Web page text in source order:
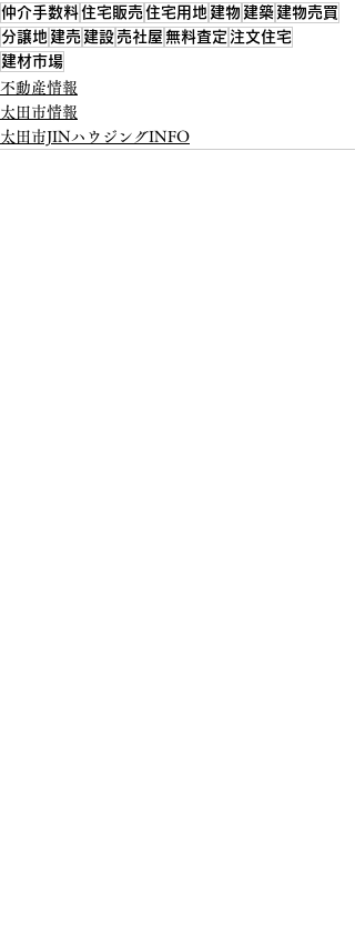
仲介手数料住宅販売住宅用地 建物 建築 建物売買
分譲地 建売 建設 売社屋 無料査定 注文住宅
建材市場
不動産情報
太田市情報
太田市JINハウジングINFO